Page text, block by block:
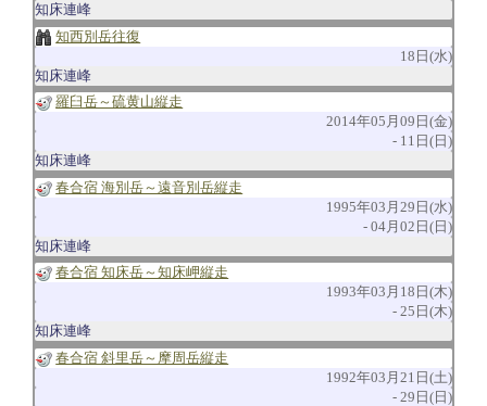
知床連峰
知西別岳往復
18日(水)
知床連峰
羅臼岳～硫黄山縦走
2014年05月09日(金)
11日(日)
知床連峰
春合宿 海別岳～遠音別岳縦走
1995年03月29日(水)
04月02日(日)
知床連峰
春合宿 知床岳～知床岬縦走
1993年03月18日(木)
25日(木)
知床連峰
春合宿 斜里岳～摩周岳縦走
1992年03月21日(土)
29日(日)